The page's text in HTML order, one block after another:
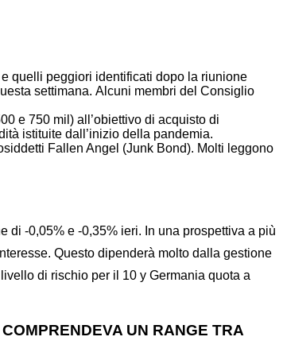
quelli peggiori identificati dopo la riunione
settimana. Alcuni membri del Consiglio
e 750 mil) all’obiettivo di acquisto di
istituite dall’inizio della pandemia.
Fallen Angel (Junk Bond). Molti leggono
di -0,05% e -0,35% ieri. In una prospettiva a più
Questo dipenderà molto dalla gestione
di rischio per il 10 y Germania quota a
UN RANGE TRA